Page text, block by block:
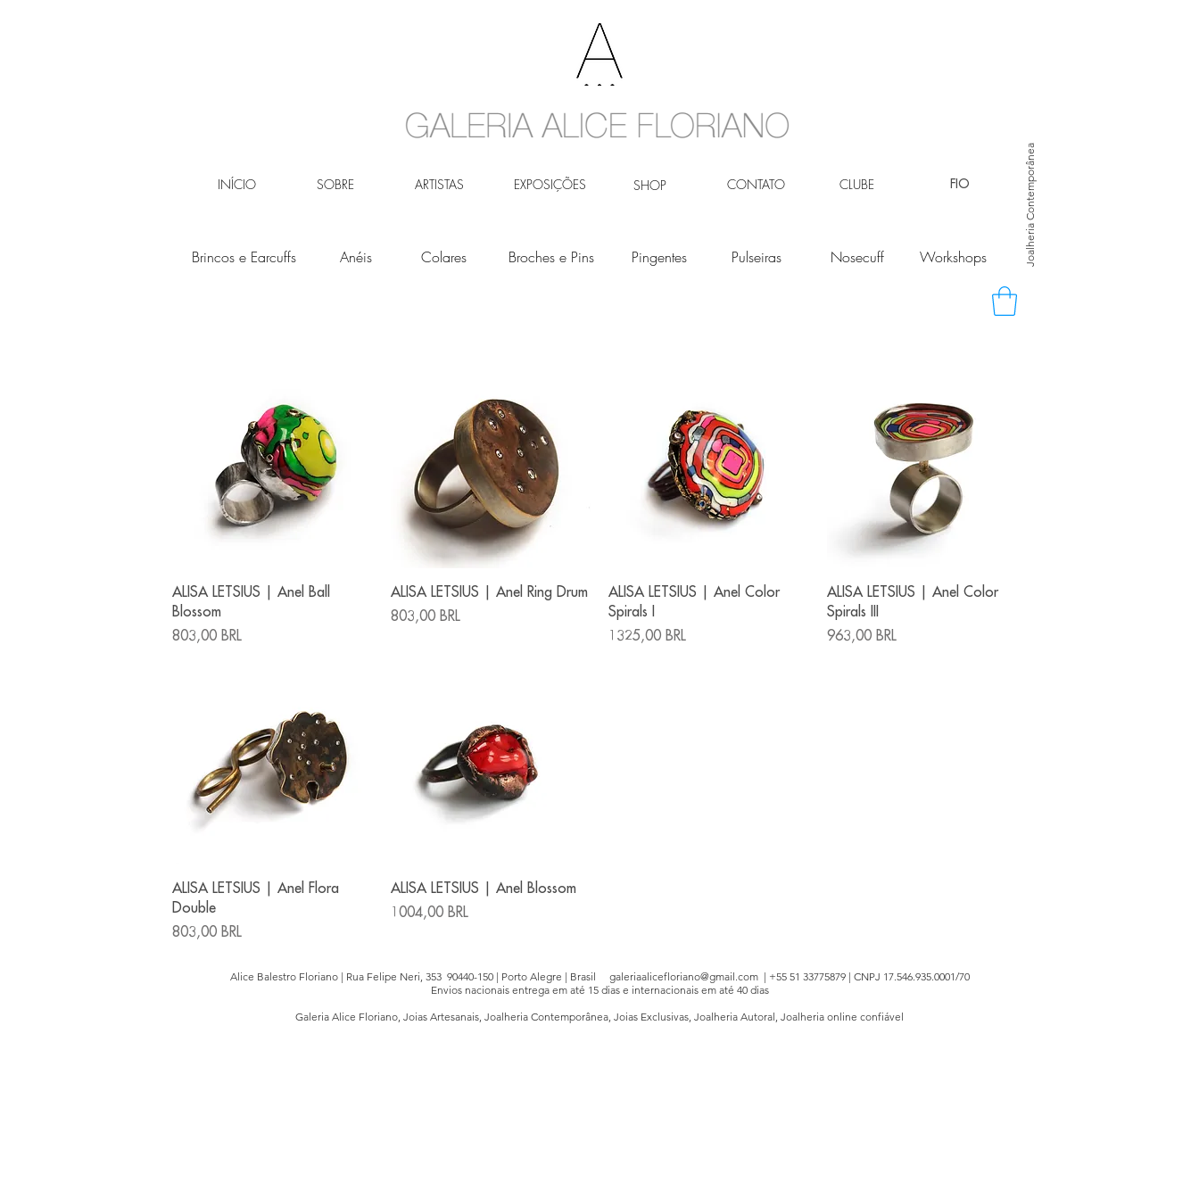
INÍCIO SOBRE ARTISTAS EXPOSIÇÕES SHOP CONTATO CLUBE Joalheria Contemporânea
FIO
Brincos e Earcuffs Anéis Colares Broches e Pins Pingentes Pulseiras Nosecuff Workshops
Vista rápida
ALISA LETSIUS | Anel Ball
Blossom
Precio
803,00 BRL
Vista rápida
ALISA LETSIUS | Anel Ring Drum
Precio
803,00 BRL
Vista rápida
ALISA LETSIUS | Anel Color
Spirals I
Precio
1325,00 BRL
Vista rápida
ALISA LETSIUS | Anel Color
Spirals III
Precio
963,00 BRL
Vista rápida
ALISA LETSIUS | Anel Flora
Double
Precio
803,00 BRL
Vista rápida
ALISA LETSIUS | Anel Blossom
Precio
1004,00 BRL
Alice Balestro Floriano | Rua Felipe Neri, 353 90440-150 | Porto Alegre | Brasil galeriaalicefloriano@gmail.com| +55 51 33775879 | CNPJ 17.546.935.0001/70
Envios nacionais entrega em até 15 dias e internacionais em até 40 dias
Galeria Alice Floriano, Joias Artesanais, Joalheria Contemporânea, Joias Exclusivas, Joalheria Autoral, Joalheria online confiável